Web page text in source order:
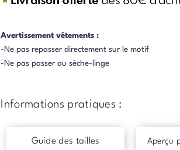
Avertissement vêtements :
-Ne pas repasser directement sur le motif
-Ne pas passer au sèche-linge
Informations pratiques :
Guide des tailles
Aperçu